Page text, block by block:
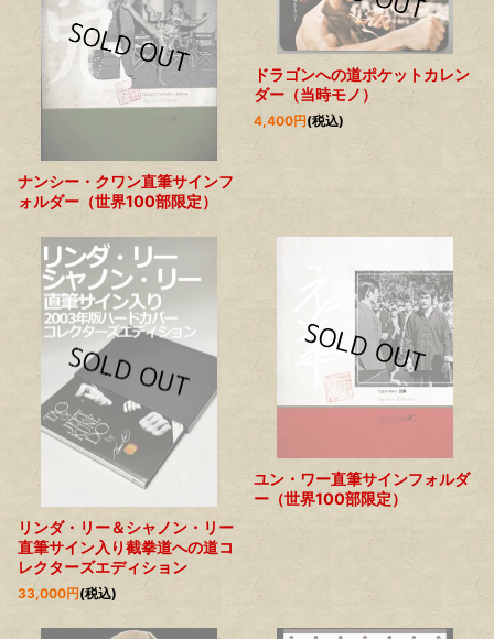
ナンシー・クワン直筆サインフ
ォルダー（世界100部限定）
ドラゴンへの道ポケットカレン
ダー（当時モノ）
4,400円(税込)
リンダ・リー＆シャノン・リー
直筆サイン入り截拳道への道コ
レクターズエディション
33,000円(税込)
ユン・ワー直筆サインフォルダ
ー（世界100部限定）